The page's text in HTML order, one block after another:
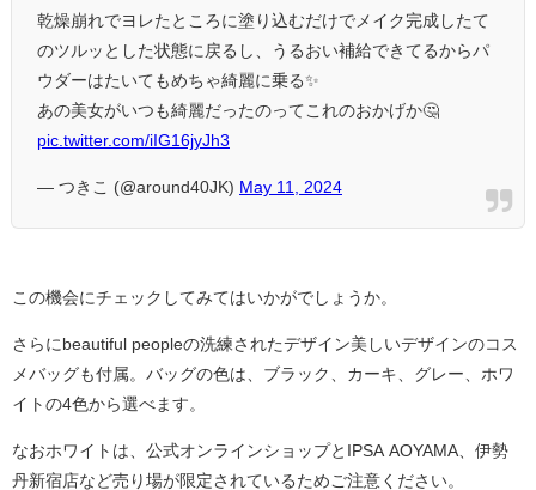
乾燥崩れでヨレたところに塗り込むだけでメイク完成したて
のツルッとした状態に戻るし、うるおい補給できてるからパ
ウダーはたいてもめちゃ綺麗に乗る✨
あの美女がいつも綺麗だったのってこれのおかげか🤔
pic.twitter.com/iIG16jyJh3
— つきこ (@around40JK) May 11, 2024
この機会にチェックしてみてはいかがでしょうか。
さらにbeautiful peopleの洗練されたデザイン美しいデザインのコス
メバッグも付属。バッグの色は、ブラック、カーキ、グレー、ホワ
イトの4色から選べます。
なおホワイトは、公式オンラインショップとIPSA AOYAMA、伊勢
丹新宿店など売り場が限定されているためご注意ください。